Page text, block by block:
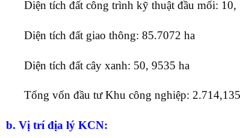
Diện tích đất công trình kỹ thuật đầu mối: 10,
Diện tích đất giao thông: 85.7072 ha
Diện tích đất cây xanh: 50, 9535 ha
Tổng vốn đầu tư Khu công nghiệp:
b. Vị trí địa lý KCN: